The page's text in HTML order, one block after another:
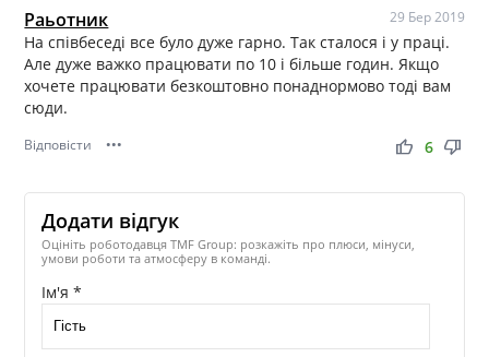
Раьотник 29 Бер 2019
На співбеседі все було дуже гарно. Так сталося і у праці.
Але дуже важко працювати по 10 і більше годин. Якщо
хочете працювати безкоштовно понаднормово тоді вам
сюди.
Відповісти ••• thumb_up thumb_down
6
Додати відгук
Оцініть роботодавця TMF Group: розкажіть про плюси, мінуси,
умови роботи та атмосферу в команді.
Ім'я *